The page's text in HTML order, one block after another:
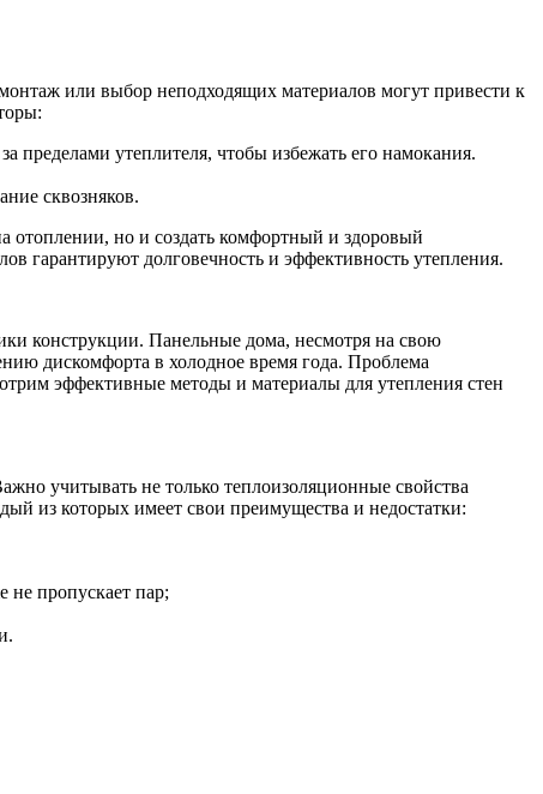
или выбор неподходящих материалов могут привести к
пределами утеплителя, чтобы избежать его намокания.
сквозняков.
отоплении, но и создать комфортный и здоровый
гарантируют долговечность и эффективность утепления.
конструкции. Панельные дома, несмотря на свою
дискомфорта в холодное время года. Проблема
эффективные методы и материалы для утепления стен
учитывать не только теплоизоляционные свойства
из которых имеет свои преимущества и недостатки:
пропускает пар;